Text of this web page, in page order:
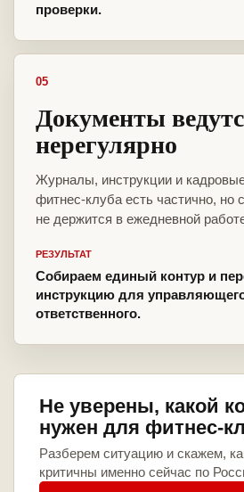
проверки.
05
Документы
нерегулярно
Журналы, инструкции и
фитнес-клуба есть частично, но
не держится в ежедневной
РЕЗУЛЬТАТ
Собираем единый контур и
инструкцию для
ответственного.
Не уверены, какой
нужен для фитнес-
Разберем ситуацию и скажем,
критичны именно сейчас по